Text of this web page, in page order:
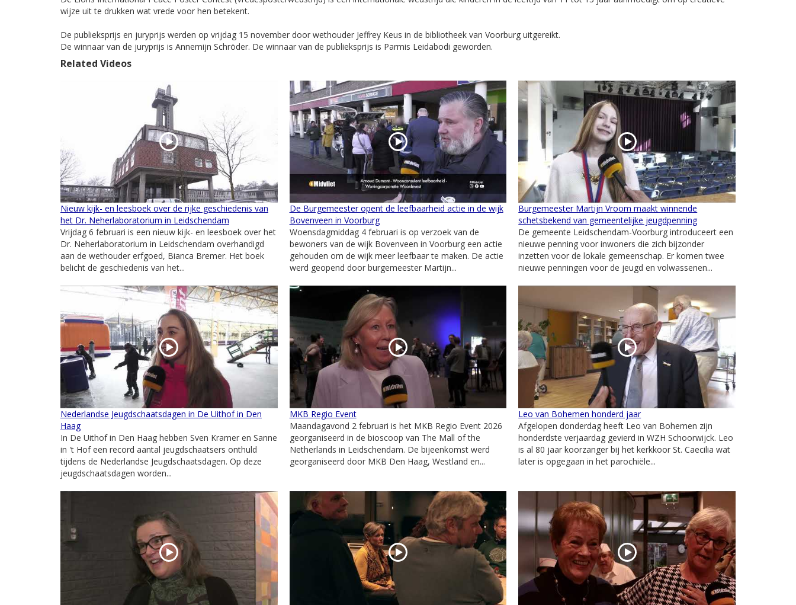
wijze uit te drukken wat vrede voor hen betekent.
De publieksprijs en juryprijs werden op vrijdag 15 november door wethouder Jeffrey Keus in de bibliotheek van Voorburg uitgereikt.
De winnaar van de juryprijs is Annemijn Schröder. De winnaar van de publieksprijs is Parmis Leidabodi geworden.
Related Videos
Nieuw kijk- en leesboek over de rijke geschiedenis van
het Dr. Neherlaboratorium in Leidschendam
Vrijdag 6 februari is een nieuw kijk- en leesboek over het
Dr. Neherlaboratorium in Leidschendam overhandigd
aan de wethouder erfgoed, Bianca Bremer. Het boek
belicht de geschiedenis van het...
De Burgemeester opent de leefbaarheid actie in de wijk
Bovenveen in Voorburg
Woensdagmiddag 4 februari is op verzoek van de
bewoners van de wijk Bovenveen in Voorburg een actie
gehouden om de wijk meer leefbaar te maken. De actie
werd geopend door burgemeester Martijn...
Burgemeester Martijn Vroom maakt winnende
schetsbekend van gemeentelijke jeugdpenning
De gemeente Leidschendam-Voorburg introduceert een
nieuwe penning voor inwoners die zich bijzonder
inzetten voor de lokale gemeenschap. Er komen twee
nieuwe penningen voor de jeugd en volwassenen...
Nederlandse Jeugdschaatsdagen in De Uithof in Den
Haag
In De Uithof in Den Haag hebben Sven Kramer en Sanne
in 't Hof een record aantal jeugdschaatsers onthuld
tijdens de Nederlandse Jeugdschaatsdagen. Op deze
jeugdschaatsdagen worden...
MKB Regio Event
Maandagavond 2 februari is het MKB Regio Event 2026
georganiseerd in de bioscoop van The Mall of the
Netherlands in Leidschendam. De bijeenkomst werd
georganiseerd door MKB Den Haag, Westland en...
Leo van Bohemen honderd jaar
Afgelopen donderdag heeft Leo van Bohemen zijn
honderdste verjaardag gevierd in WZH Schoorwijck. Leo
is al 80 jaar koorzanger bij het kerkkoor St. Caecilia wat
later is opgegaan in het parochiële...